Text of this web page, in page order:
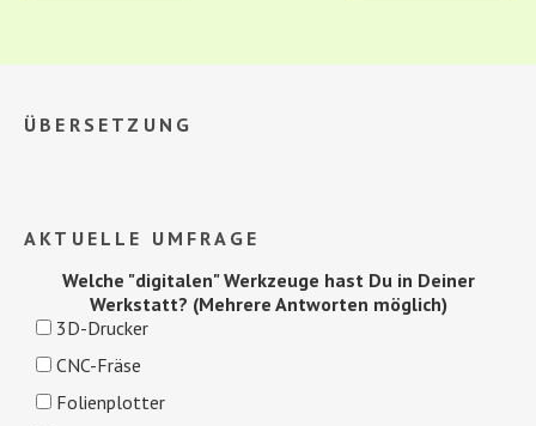
ÜBERSETZUNG
AKTUELLE UMFRAGE
Welche "digitalen" Werkzeuge hast Du in Deiner
Werkstatt? (Mehrere Antworten möglich)
3D-Drucker
CNC-Fräse
Folienplotter